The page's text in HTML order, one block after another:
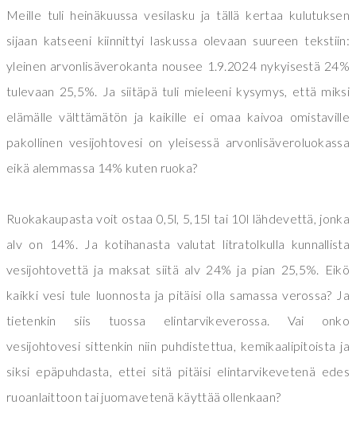
Meille tuli heinäkuussa vesilasku ja tällä kertaa kulutuksen
sijaan katseeni kiinnittyi laskussa olevaan suureen tekstiin:
yleinen arvonlisäverokanta nousee 1.9.2024 nykyisestä 24%
tulevaan 25,5%. Ja siitäpä tuli mieleeni kysymys, että miksi
elämälle välttämätön ja kaikille ei omaa kaivoa omistaville
pakollinen vesijohtovesi on yleisessä arvonlisäveroluokassa
eikä alemmassa 14% kuten ruoka?
Ruokakaupasta voit ostaa 0,5l, 5,15l tai 10l lähdevettä, jonka
alv on 14%. Ja kotihanasta valutat litratolkulla kunnallista
vesijohtovettä ja maksat siitä alv 24% ja pian 25,5%. Eikö
kaikki vesi tule luonnosta ja pitäisi olla samassa verossa? Ja
tietenkin siis tuossa elintarvikeverossa. Vai onko
vesijohtovesi sittenkin niin puhdistettua, kemikaalipitoista ja
siksi epäpuhdasta, ettei sitä pitäisi elintarvikevetenä edes
ruoanlaittoon tai juomavetenä käyttää ollenkaan?